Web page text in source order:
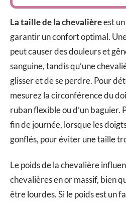
La taille de la chevalièreest
garantir un confort optimal.
peut causer des douleurs et
sanguine, tandis qu’une
glisser et de se perdre. Pour
mesurez la circonférence du
ruban flexible ou d’un baguier.
fin de journée, lorsque les
gonflés, pour éviter une taille
Le poids de la chevalière
chevalières en or massif, bien
être lourdes. Si le poids est un